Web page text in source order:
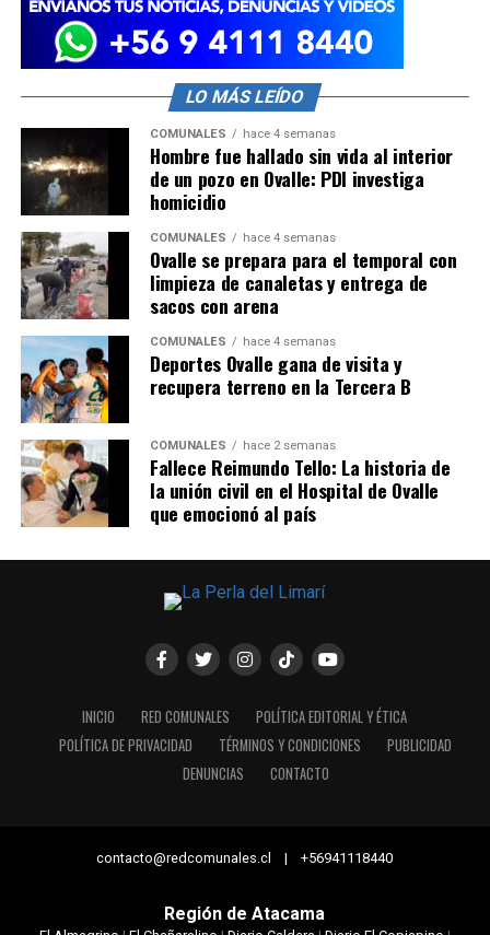
LO MÁS LEÍDO
COMUNALES hace 4 semanas
Hombre fue hallado sin vida al interior
de un pozo en Ovalle: PDI investiga
homicidio
COMUNALES hace 4 semanas
Ovalle se prepara para el temporal con
limpieza de canaletas y entrega de
sacos con arena
COMUNALES hace 4 semanas
Deportes Ovalle gana de visita y
recupera terreno en la Tercera B
COMUNALES hace 2 semanas
Fallece Reimundo Tello: La historia de
la unión civil en el Hospital de Ovalle
que emocionó al país
INICIO RED COMUNALES
POLÍTICA EDITORIAL Y ÉTICA
POLÍTICA DE PRIVACIDAD
TÉRMINOS Y CONDICIONES
PUBLICIDAD
DENUNCIAS
CONTACTO
contacto@redcomunales.cl | +56941118440
Región de Atacama